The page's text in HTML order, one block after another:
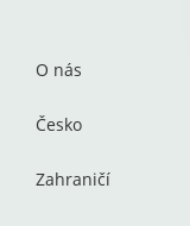
O nás
Česko
Zahraničí